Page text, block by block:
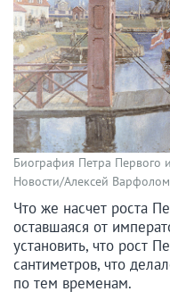
Биография Петра
Новости/Алексей
Что же насчет роста
оставшаяся от
установить, что рост
сантиметров, что
по тем временам.